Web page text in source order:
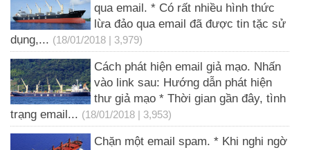
qua email. * Có rất nhiều hình thức
lừa đảo qua email đã được tin tặc sử
dụng,... (18/01/2018 | 3,979)
Cách phát hiện email giả mạo. Nhấn
vào link sau: Hướng dẫn phát hiện
thư giả mạo * Thời gian gần đây, tình
trạng email... (18/01/2018 | 3,953)
Chặn một email spam. * Khi nghi ngờ